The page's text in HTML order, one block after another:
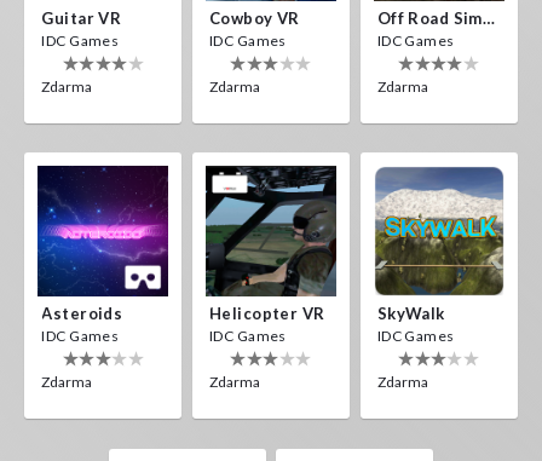
Guitar VR
IDC Games
Zdarma
Cowboy VR
IDC Games
Zdarma
Off Road Simulator VR
IDC Games
Zdarma
Asteroids
IDC Games
Zdarma
Helicopter VR
IDC Games
Zdarma
SkyWalk
IDC Games
Zdarma